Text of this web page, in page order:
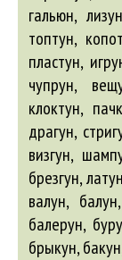
гальюн,
топтун,
пластун,
чупрун,
клоктун,
драгун,
визгун,
брезгун,
валун, балун
балерун,
брыкун,бакун